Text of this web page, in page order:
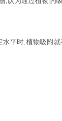
平时,植物吸附